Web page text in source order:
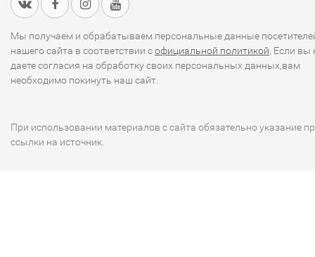
Мы получаем и обрабатываем персональные данные
нашего сайта в соответствии софициальной политикой . Если вы
даете согласия на обработку своих персональных данных,вам
необходимо покинуть наш сайт.
При использовании материалов с сайта обязательно указание
ссылки на источник.